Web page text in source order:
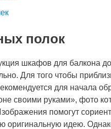
полок
шкафов для балкона
Для того чтобы
для начала
своими руками», фото
помогут
оригинальную идею.